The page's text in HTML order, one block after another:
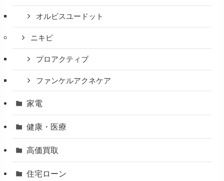
オルビスユードット
ニキビ
プロアクティブ
ファンケルアクネケア
家電
健康・医療
高価買取
住宅ローン